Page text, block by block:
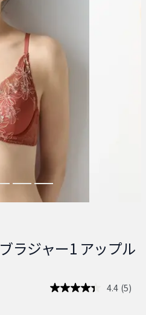
ラジャー1 アップル
4.4 レ
(5)